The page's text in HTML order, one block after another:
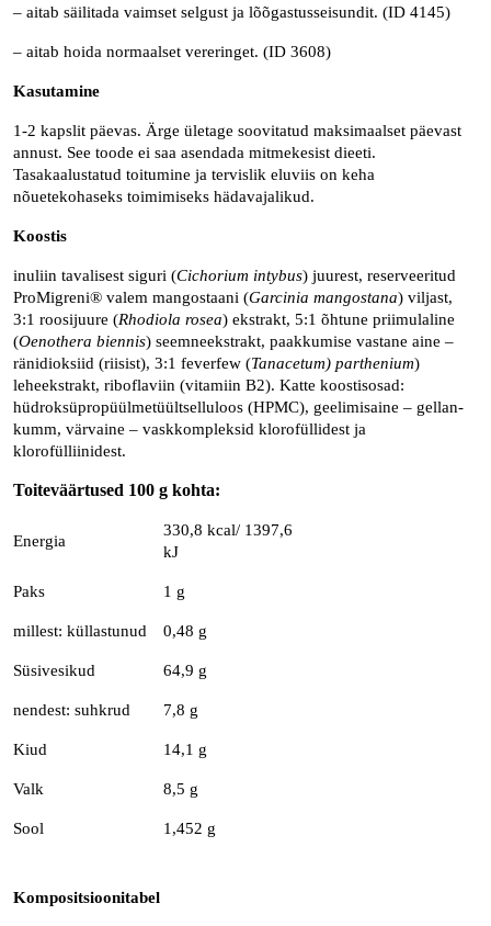
– aitab säilitada vaimset selgust ja lõõgastusseisundit. (ID 4145)
– aitab hoida normaalset vereringet. (ID 3608)
Kasutamine
1-2 kapslit päevas. Ärge ületage soovitatud maksimaalset päevast
annust. See toode ei saa asendada mitmekesist dieeti.
Tasakaalustatud toitumine ja tervislik eluviis on keha
nõuetekohaseks toimimiseks hädavajalikud.
Koostis
inuliin tavalisest siguri (Cichorium intybus) juurest, reserveeritud
ProMigreni® valem mangostaani (Garcinia mangostana) viljast,
3:1 roosijuure (Rhodiola rosea) ekstrakt, 5:1 õhtune priimulaline
(Oenothera biennis) seemneekstrakt, paakkumise vastane aine –
ränidioksiid (riisist), 3:1 feverfew (Tanacetum) parthenium)
leheekstrakt, riboflaviin (vitamiin B2). Katte koostisosad:
hüdroksüpropüülmetüültselluloos (HPMC), geelimisaine – gellan-
kumm, värvaine – vaskkompleksid klorofüllidest ja
klorofülliinidest.
Toiteväärtused 100 g kohta:
Energia
330,8 kcal/ 1397,6
kJ
Paks 1 g
millest: küllastunud 0,48 g
Süsivesikud 64,9 g
nendest: suhkrud 7,8 g
Kiud 14,1 g
Valk 8,5 g
Sool 1,452 g
Kompositsioonitabel